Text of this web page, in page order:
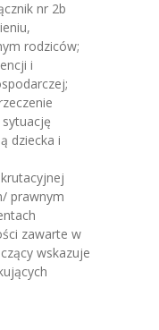
nr 2b
rodziców;
i
dziecka i
prawnym
zawarte w
wskazuje